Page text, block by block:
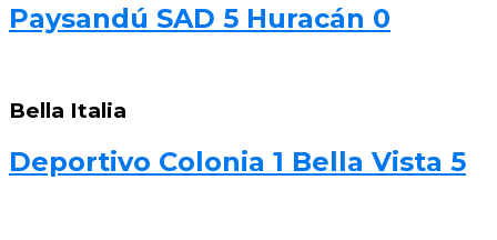
Paysandú SAD 5 Huracán 0
Bella Italia
Deportivo Colonia 1 Bella Vista 5